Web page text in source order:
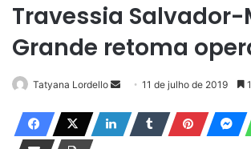
Travessia Salvador-
Grande retoma
Tatyana Lordello 11 de julho de 2019